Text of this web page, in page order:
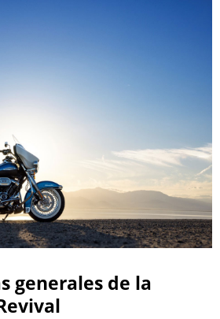
generales de la